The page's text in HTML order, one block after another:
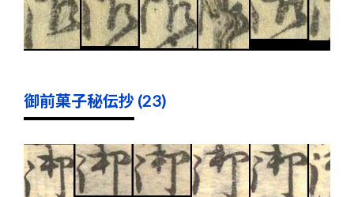
御前菓子秘伝抄 (23)